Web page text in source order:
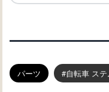
パーツ 自転車 ステ